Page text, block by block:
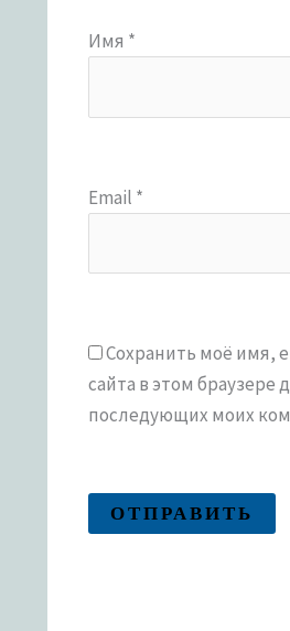
Имя *
Email *
Сохранить моё имя,
сайта в этом браузере
последующих моих